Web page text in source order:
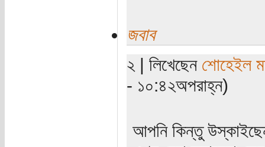
জবাব
২ | লিখেছেন শোহেইল
- ১০:৪২অপরাহ্ন)
আপনি কিন্তু